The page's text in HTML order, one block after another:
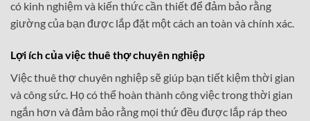
có kinh nghiệm và kiến thức cần thiết để đảm bảo rằng
giường của bạn được lắp đặt một cách an toàn và chính xác.
Lợi ích của việc thuê thợ chuyên nghiệp
Việc thuê thợ chuyên nghiệp sẽ giúp bạn tiết kiệm thời gian
và công sức. Họ có thể hoàn thành công việc trong thời gian
ngắn hơn và đảm bảo rằng mọi thứ đều được lắp ráp theo